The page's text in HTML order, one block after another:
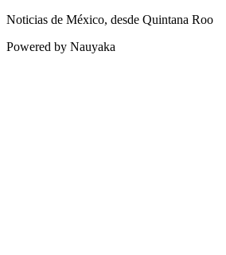
Noticias de México, desde Quintana Roo
Powered by Nauyaka